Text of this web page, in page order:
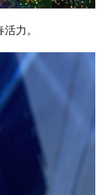
力。